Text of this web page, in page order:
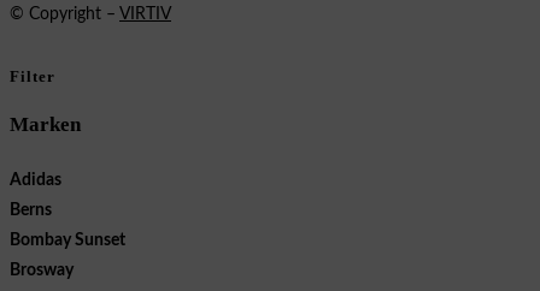
© Copyright – VIRTIV
Filter
Marken
Adidas
Berns
Bombay Sunset
Brosway